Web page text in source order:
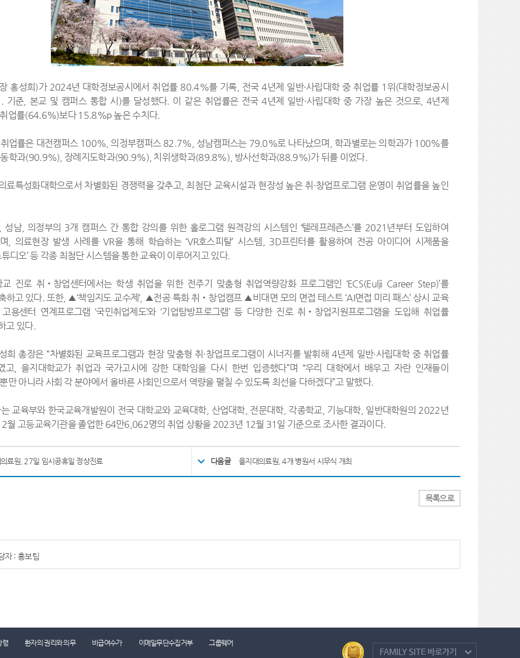
홍성희)가 2024년 대학정보공시에서 취업률 80.4%를 기록, 전국 4년제 일반·사립대학 중 취업률 1위(대학정보공시
준, 본교 및 캠퍼스 통합 시)를 달성했다. 이 같은 취업률은 전국 4년제 일반·사립대학 중 가장 높은 것으로, 4년제
업률(64.6%)보다 15.8%p 높은 수치다.
업률은 대전캠퍼스 100%, 의정부캠퍼스 82.7%, 성남캠퍼스는 79.0%로 나타났으며, 학과별로는 의학과가 100%를
동학과(90.9%), 장례지도학과(90.9%), 치위생학과(89.8%), 방사선학과(88.9%)가 뒤를 이었다.
료특성화대학으로서 차별화된 경쟁력을 갖추고, 최첨단 교육시설과 현장성 높은 취·창업프로그램 운영이 취업률을 높인
성남, 의정부의 3개 캠퍼스 간 통합 강의를 위한 홀로그램 원격강의 시스템인 ‘텔레프레즌스’를 2021년부터 도입하여
, 의료현장 발생 사례를 VR을 통해 학습하는 ‘VR호스피탈’ 시스템, 3D프린터를 활용하여 전공 아이디어 시제품을
디오’ 등 각종 최첨단 시스템을 통한 교육이 이루어지고 있다.
교 진로 취‧창업센터에서는 학생 취업을 위한 전주기 맞춤형 취업역량강화 프로그램인 ‘ECS(Eulji Career Step)’를
하고 있다. 또한, ▲‘책임지도 교수제‘, ▲전공 특화 취‧창업캠프 ▲비대면 모의 면접 테스트 ‘AI면접 미리 패스’ 상시 교육
용센터 연계프로그램 ‘국민취업제도’와 ‘기업탐방프로그램’ 등 다양한 진로 취‧창업지원프로그램을 도입해 취업률
고 있다.
희 총장은 “차별화된 교육프로그램과 현장 맞춤형 취·창업프로그램이 시너지를 발휘해 4년제 일반·사립대학 중 취업률
고, 을지대학교가 취업과 국가고시에 강한 대학임을 다시 한번 입증했다”며 “우리 대학에서 배우고 자란 인재들이
만 아니라 사회 각 분야에서 올바른 사회인으로서 역량을 펼칠 수 있도록 최선을 다하겠다”고 말했다.
교육부와 한국교육개발원이 전국 대학교와 교육대학, 산업대학, 전문대학, 각종학교, 기능대학, 일반대학원의 2022년
월 고등교육기관을 졸업한 64만6,062명의 취업 상황을 2023년 12월 31일 기준으로 조사한 결과이다.
료원, 27일 임시공휴일 정상진료 다음글 을지대의료원, 4개 병원서 시무식 개최
목록으로
자 : 홍보팀
령 환자의 권리와 의무 비급여수가 이메일무단수집거부
그룹웨어